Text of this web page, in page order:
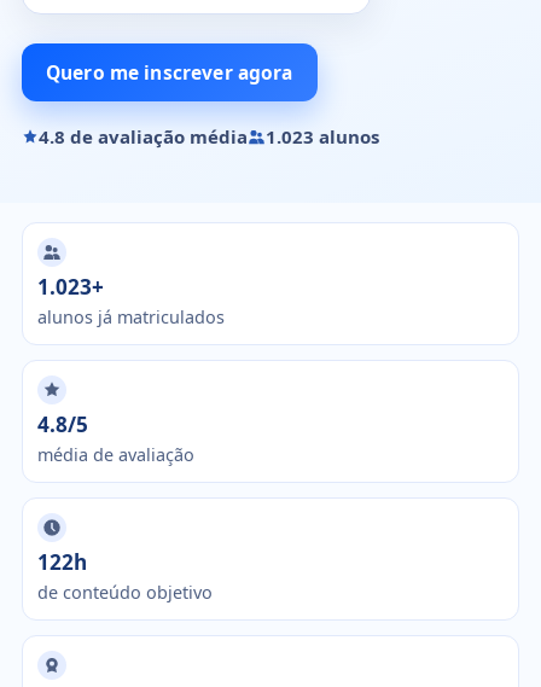
Quero me inscrever agora
4.8 de avaliação média 1.023 alunos
1.023+
alunos já matriculados
4.8/5
média de avaliação
122h
de conteúdo objetivo